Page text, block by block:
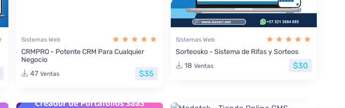
Sistemas Web
CRMPRO - Potente CRM Para Cualquier
Negocio
47 Ventas $35
Sistemas Web
Sorteosko - Sistema de Rifas y Sorteos
18 Ventas $30